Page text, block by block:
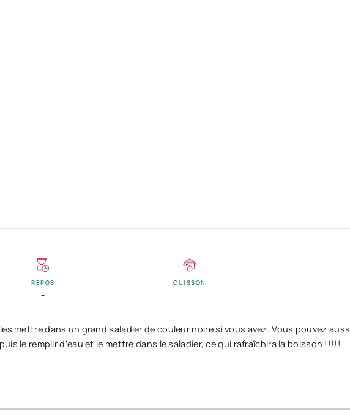
REPOS
-
CUISSON
mettre dans un grand saladier de couleur noire si vous avez. Vous pouvez
le remplir d'eau et le mettre dans le saladier, ce qui rafraîchira la boisson !!!!!